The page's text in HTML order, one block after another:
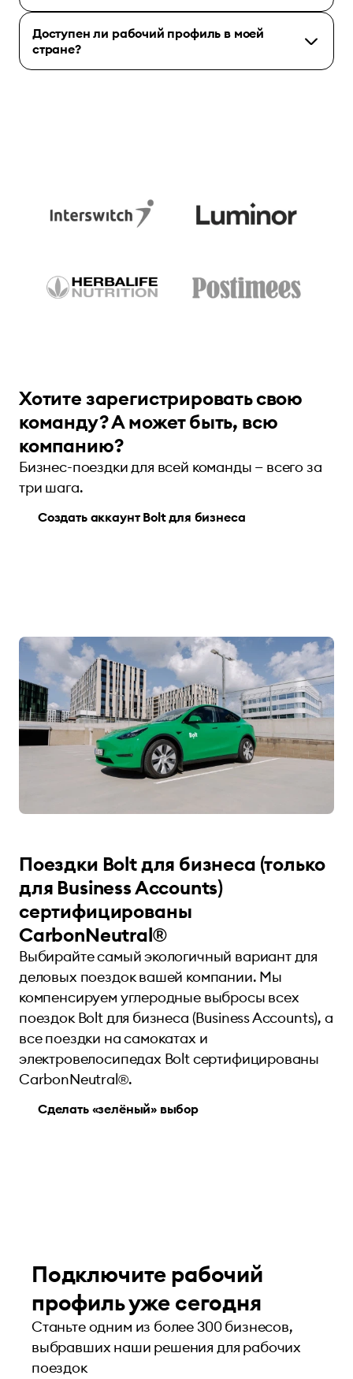
Доступен ли рабочий профиль в моей
стране?
Хотите зарегистрировать свою
команду? А может быть, всю
компанию?
Бизнес-поездки для всей команды — всего за
три шага.
Создать аккаунт Bolt для бизнеса
Поездки Bolt для бизнеса (только
для Business Accounts)
сертифицированы
CarbonNeutral®
Выбирайте самый экологичный вариант для
деловых поездок вашей компании. Мы
компенсируем углеродные выбросы всех
поездок Bolt для бизнеса (Business Accounts), а
все поездки на самокатах и
электровелосипедах Bolt сертифицированы
CarbonNeutral®.
Сделать «зелёный» выбор
Подключите рабочий
профиль уже сегодня
Станьте одним из более 300 бизнесов,
выбравших наши решения для рабочих
поездок